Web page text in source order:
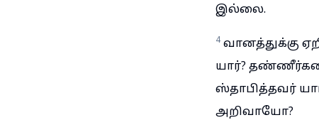
இல்லை.
4 வானத்துக்கு
யார்?
ஸ்தாபித்தவர்
அறிவாயோ?